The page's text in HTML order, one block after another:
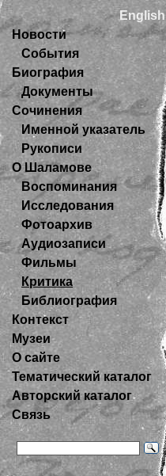
English
Новости
События
Биография
Документы
Сочинения
Именной указатель
Рукописи
О Шаламове
Воспоминания
Исследования
Фотоархив
Аудиозаписи
Фильмы
Критика
Библиография
Контекст
Музеи
О сайте
Тематический каталог
Авторский каталог
Связь